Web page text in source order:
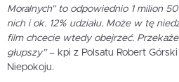
Moralnych” to odpowiednio 1 milion
nich i ok. 12% udziału. Może w tę
film chcecie wtedy obejrzeć.
głupszy”– kpi z Polsatu Robert
Niepokoju.